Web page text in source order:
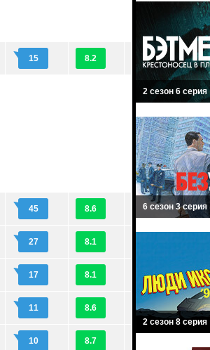
15 8.2
45 8.6
27 8.1
17 8.1
11 8.6
10 8.7
2 сезон 6 серия
6 сезон 3 серия
2 сезон 8 серия